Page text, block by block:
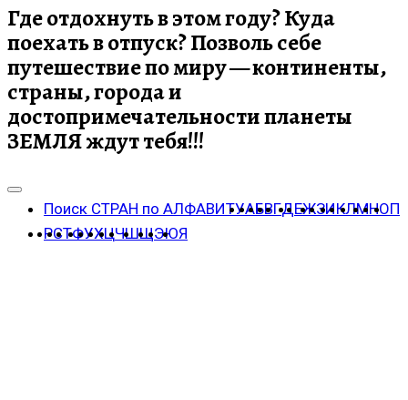
Где отдохнуть в этом году? Куда
поехать в отпуск? Позволь себе
путешествие по миру — континенты,
страны, города и
достопримечательности планеты
ЗЕМЛЯ ждут тебя!!!
Поиск СТРАН по АЛФАВИТУАБВГДЕЖЗИКЛМНОП
РСТФУХЦЧШЩЭЮЯ